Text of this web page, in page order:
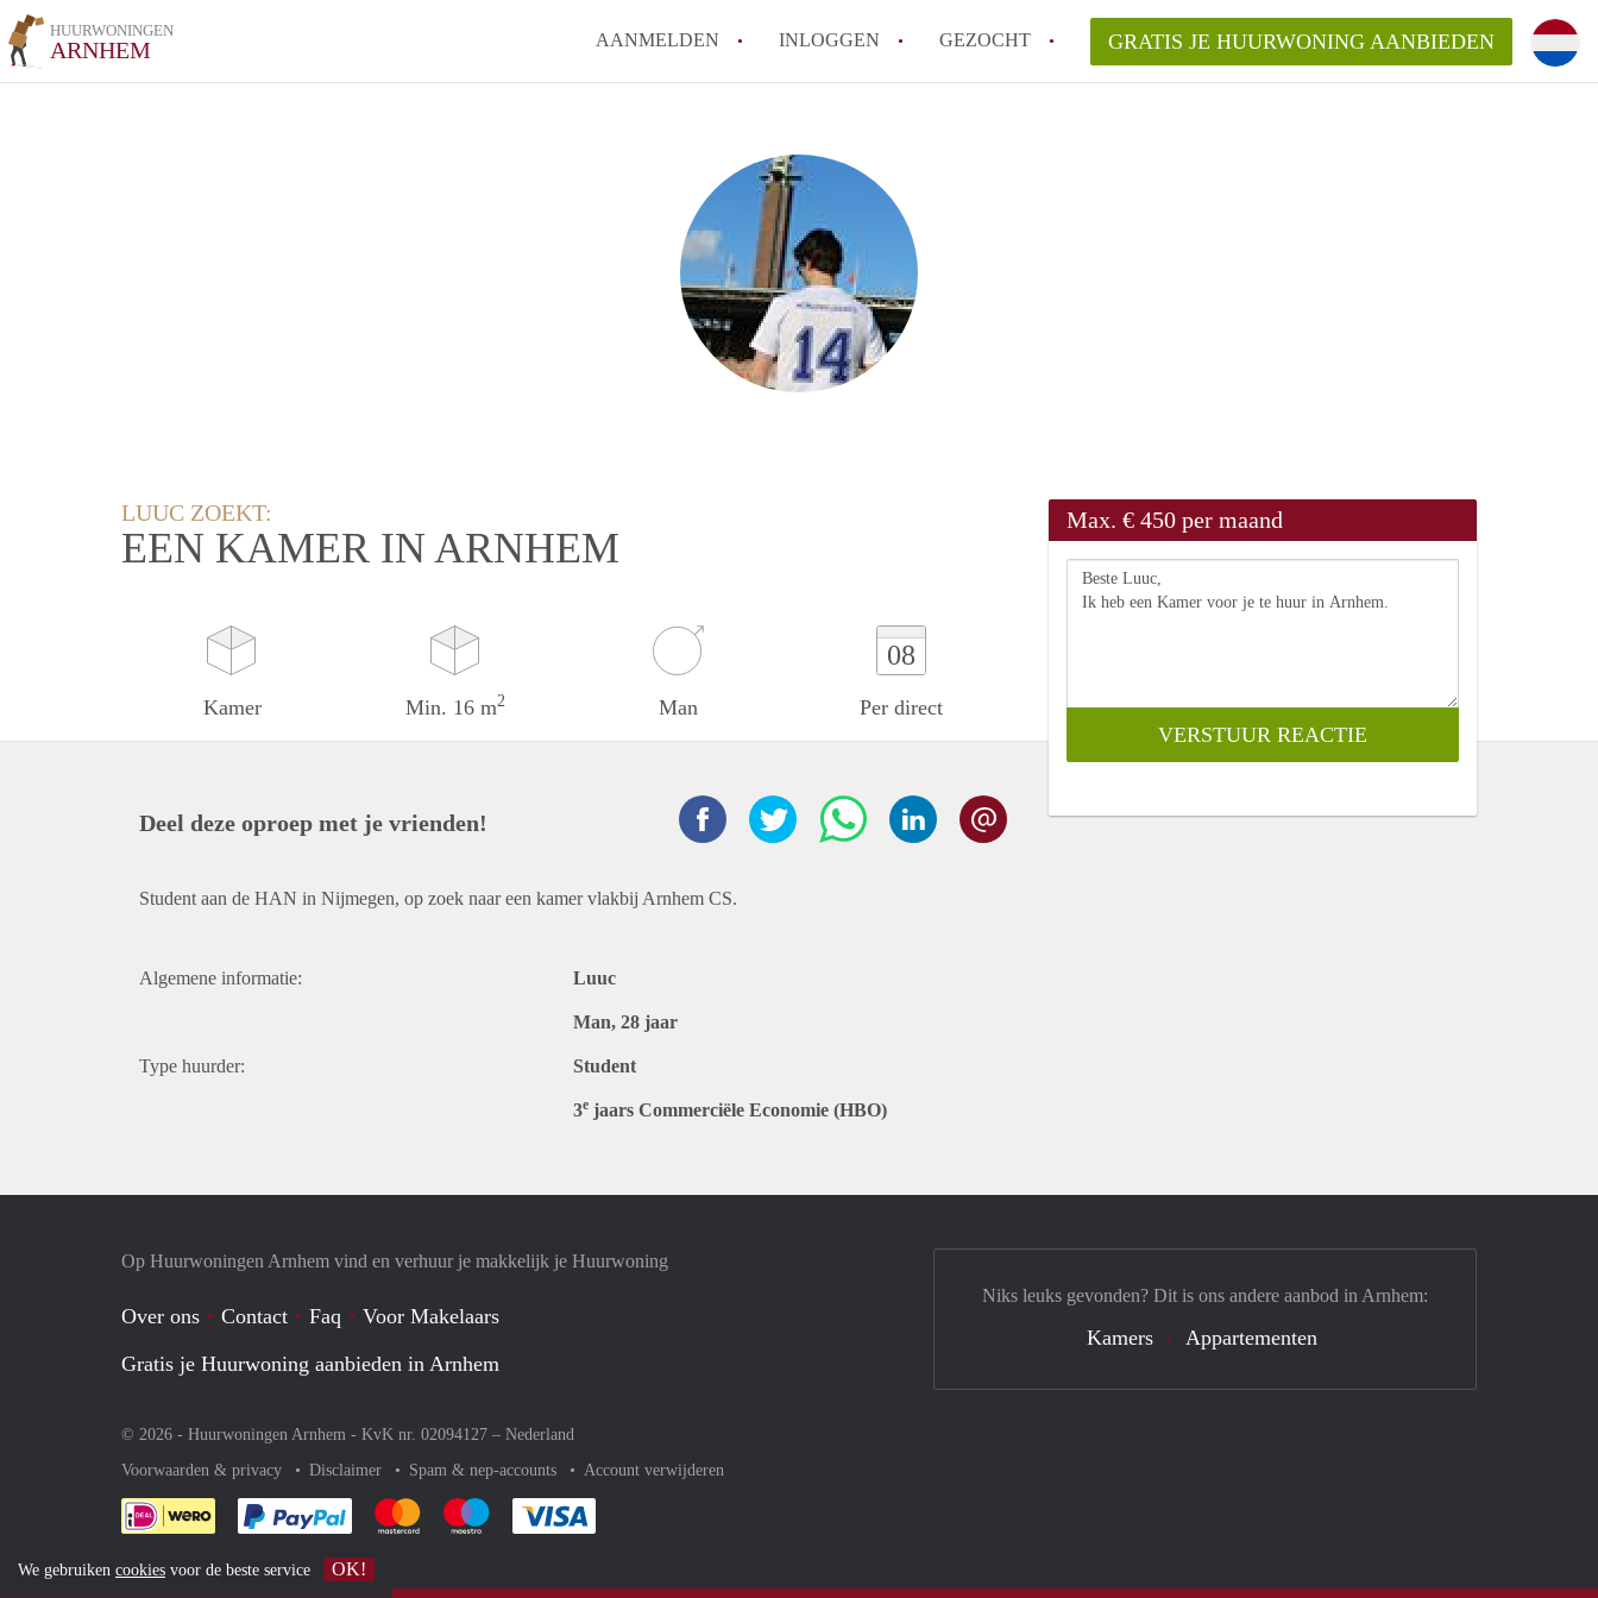
HUURWONINGEN
ARNHEM AANMELDEN INLOGGEN GEZOCHT GRATIS JE HUURWONING AANBIEDEN
LUUC ZOEKT:
EEN KAMER IN ARNHEM
Kamer Min. 16 m2 Man
08
Per direct
Max. € 450 per maand
Deel deze oproep met je vrienden!
Student aan de HAN in Nijmegen, op zoek naar een kamer vlakbij Arnhem CS.
Algemene informatie: Luuc
Man, 28 jaar
Type huurder: Student
3e jaars Commerciële Economie (HBO)
Op Huurwoningen Arnhem vind en verhuur je makkelijk je Huurwoning
Over ons Contact Faq
Voor Makelaars
Gratis je Huurwoning aanbieden in Arnhem
© 2026 - Huurwoningen Arnhem - KvK nr. 02094127 – Nederland
Voorwaarden & privacy
Disclaimer Spam & nep-accounts Account verwijderen
Je rekent gemakkelijk af met Paypal
Je rekent gemakkelijk af met Mastercard
Je rekent gemakkelijk af met Meastro
Niks leuks gevonden? Dit is ons andere aanbod in Arnhem:
Kamers Appartementen
We gebruiken cookies voor de beste service OK!